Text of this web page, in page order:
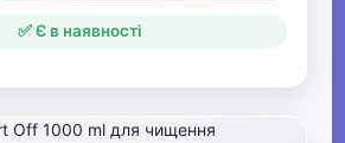
✅ Є в наявності